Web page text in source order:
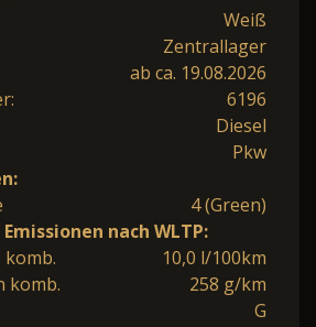
Weiß
Zentrallager
ab ca. 19.08.2026
6196
Diesel
Pkw
4 (Green)
nach WLTP:
10,0 l/100km
komb.
258 g/km
G